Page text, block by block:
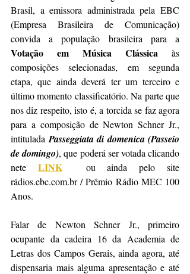
Brasil, a emissora administrada pela EBC
(Empresa Brasileira de Comunicação)
Votação em Música Clássica às
composições selecionadas, em segunda
etapa, que ainda deverá ter um terceiro e
último momento classificatório. Na parte que
nos diz respeito, isto é, a torcida se faz agora
para a composição de Newton Schner Jr.,
intitulada Passeggiata di domenica (Passeio
de domingo), que poderá ser votada clicando
nete LINK
  ou ainda pelo site
rádios.ebc.com.br / Prêmio Rádio MEC 100
Anos.
Falar de Newton Schner Jr., primeiro
ocupante da cadeira 16 da Academia de
Letras dos Campos Gerais, ainda agora, até
dispensaria mais alguma apresentação e até